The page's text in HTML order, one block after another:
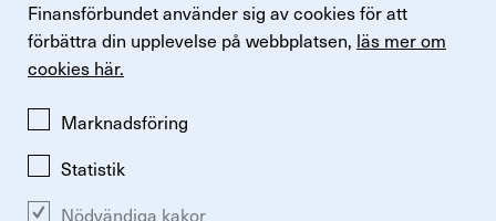
Finansförbundet använder sig av cookies för att
förbättra din upplevelse på webbplatsen, läs mer om
cookies här.
Marknadsföring
Statistik
Nödvändiga kakor
Logga in
Lönestatistik
Finansförbundets kollektivavtal
Perspektiv
Ändra inställningar för kakor